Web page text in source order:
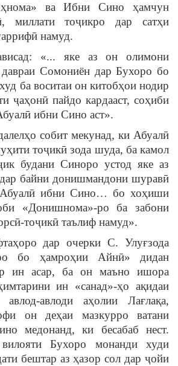
ва Ибни Сино ҳамчун
миллати тоҷикро дар сатҳи
намуд.
«... яке аз он олимони
Сомониён дар Бухоро бо
ба воситаи он китобҳои нодир
ҷаҳонӣ пайдо кардааст, соҳиби
ибни Сино аст».
собит мекунад, ки Абуалӣ
тоҷикӣ зода шуда, ба камол
будани Синоро устод яке аз
байни донишмандони шуравӣ
ибни Сино… бо хоҳиши
«Донишнома»-ро ба забони
тоҷикӣ таълиф намуд».
дар очерки С. Улуғзода
бо ҳамроҳии Айнӣ» дидан
ин асар, ба он маъно ишора
ин «санад»-ҳо ақидаи
авлоди аҳолии Лағлақа,
он деҳаи мазкурро ватани
медонанд, ки бесабаб нест.
Бухоро монанди худи
бештар аз ҳазор сол дар ҷойи